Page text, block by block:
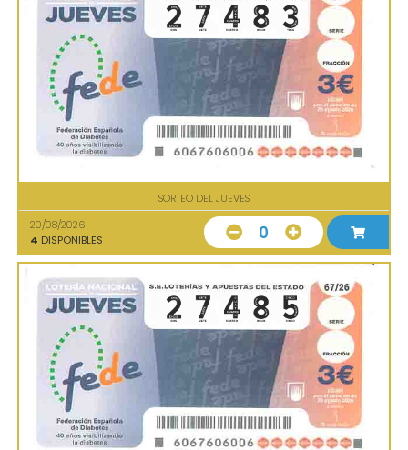
SORTEO DEL JUEVES
20/08/2026
4 DISPONIBLES 0